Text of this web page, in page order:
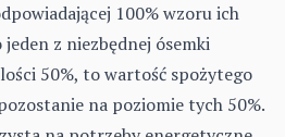
100% wzoru ich
z niezbędnej ósemki
50%, to wartość spożytego
na poziomie tych 50%.